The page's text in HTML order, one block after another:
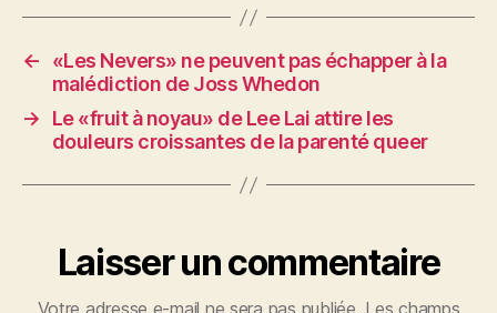
←
«Les Nevers» ne peuvent pas échapper à la
malédiction de Joss Whedon
→
Le «fruit à noyau» de Lee Lai attire les
douleurs croissantes de la parenté queer
Laisser un commentaire
Votre adresse e-mail ne sera pas publiée. Les champs